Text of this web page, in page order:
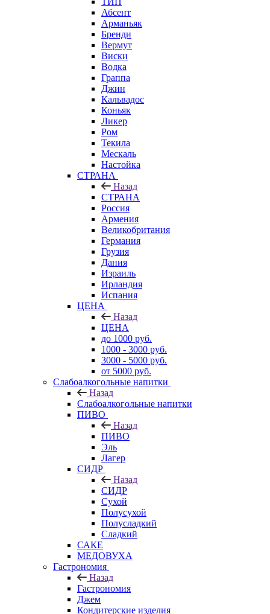
Абсент
Арманьяк
Бренди
Вермут
Виски
Водка
Граппа
Джин
Кальвадос
Коньяк
Ликер
Ром
Текила
Мескаль
Настойка
СТРАНА
Назад
СТРАНА
Россия
Армения
Великобритания
Германия
Грузия
Дания
Израиль
Ирландия
Испания
ЦЕНА
Назад
ЦЕНА
до 1000 руб.
1000 - 3000 руб.
3000 - 5000 руб.
от 5000 руб.
Слабоалкогольные напитки
Назад
Слабоалкогольные напитки
ПИВО
Назад
ПИВО
Эль
Лагер
СИДР
Назад
СИДР
Сухой
Полусухой
Полусладкий
Сладкий
САКЕ
МЕДОВУХА
Гастрономия
Назад
Гастрономия
Джем
Кондитерские изделия